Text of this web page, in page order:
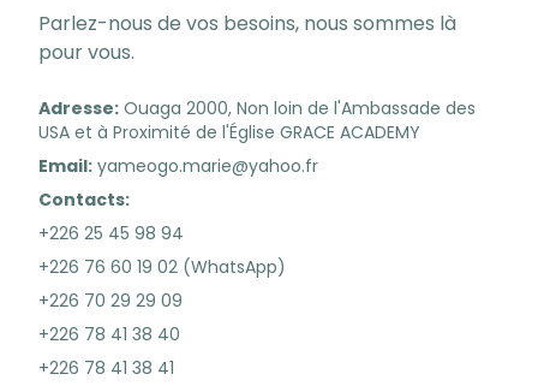
Parlez-nous de vos besoins, nous sommes là
pour vous.
Adresse: Ouaga 2000, Non loin de l'Ambassade des
USA et à Proximité de l'Église GRACE ACADEMY
Email: yameogo.marie@yahoo.fr
Contacts:
+226 25 45 98 94
+226 76 60 19 02 (WhatsApp)
+226 70 29 29 09
+226 78 41 38 40
+226 78 41 38 41